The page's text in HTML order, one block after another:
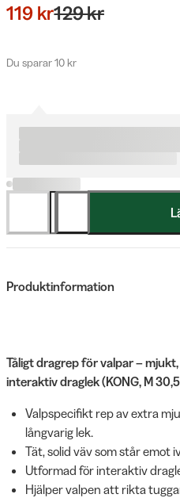
119 kr129 kr
Du sparar 10 kr
Produktinformation
Tåligt dragrep för valpar –
interaktiv draglek (KONG, M
Valpspecifikt rep av extra
långvarig lek.
Tät, solid väv som står emot
Utformad för interaktiv
Hjälper valpen att rikta